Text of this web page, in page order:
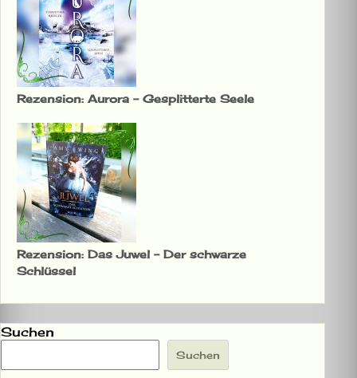
Rezension: Aurora – Gesplitterte Seele
Rezension: Das Juwel – Der schwarze
Schlüssel
Suchen
Suchen